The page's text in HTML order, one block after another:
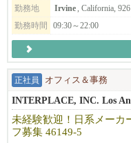
勤務地
Irvine, California,
勤務時間
09:30～22:00
正社員 オフィス＆事務
INTERPLACE, INC. Los
未経験歓迎！日系メーカ
フ募集 46149-5